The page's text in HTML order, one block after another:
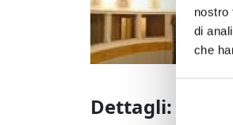
nostro
di
che
Dettagli: